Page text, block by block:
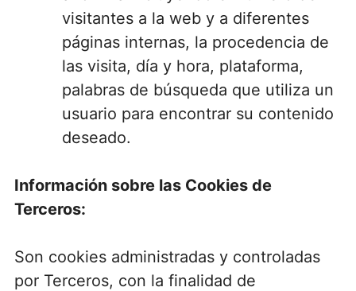
visitantes a la web y a diferentes
páginas internas, la procedencia de
las visita, día y hora, plataforma,
palabras de búsqueda que utiliza un
usuario para encontrar su contenido
deseado.
Información sobre las Cookies de
Terceros:
Son cookies administradas y controladas
por Terceros, con la finalidad de